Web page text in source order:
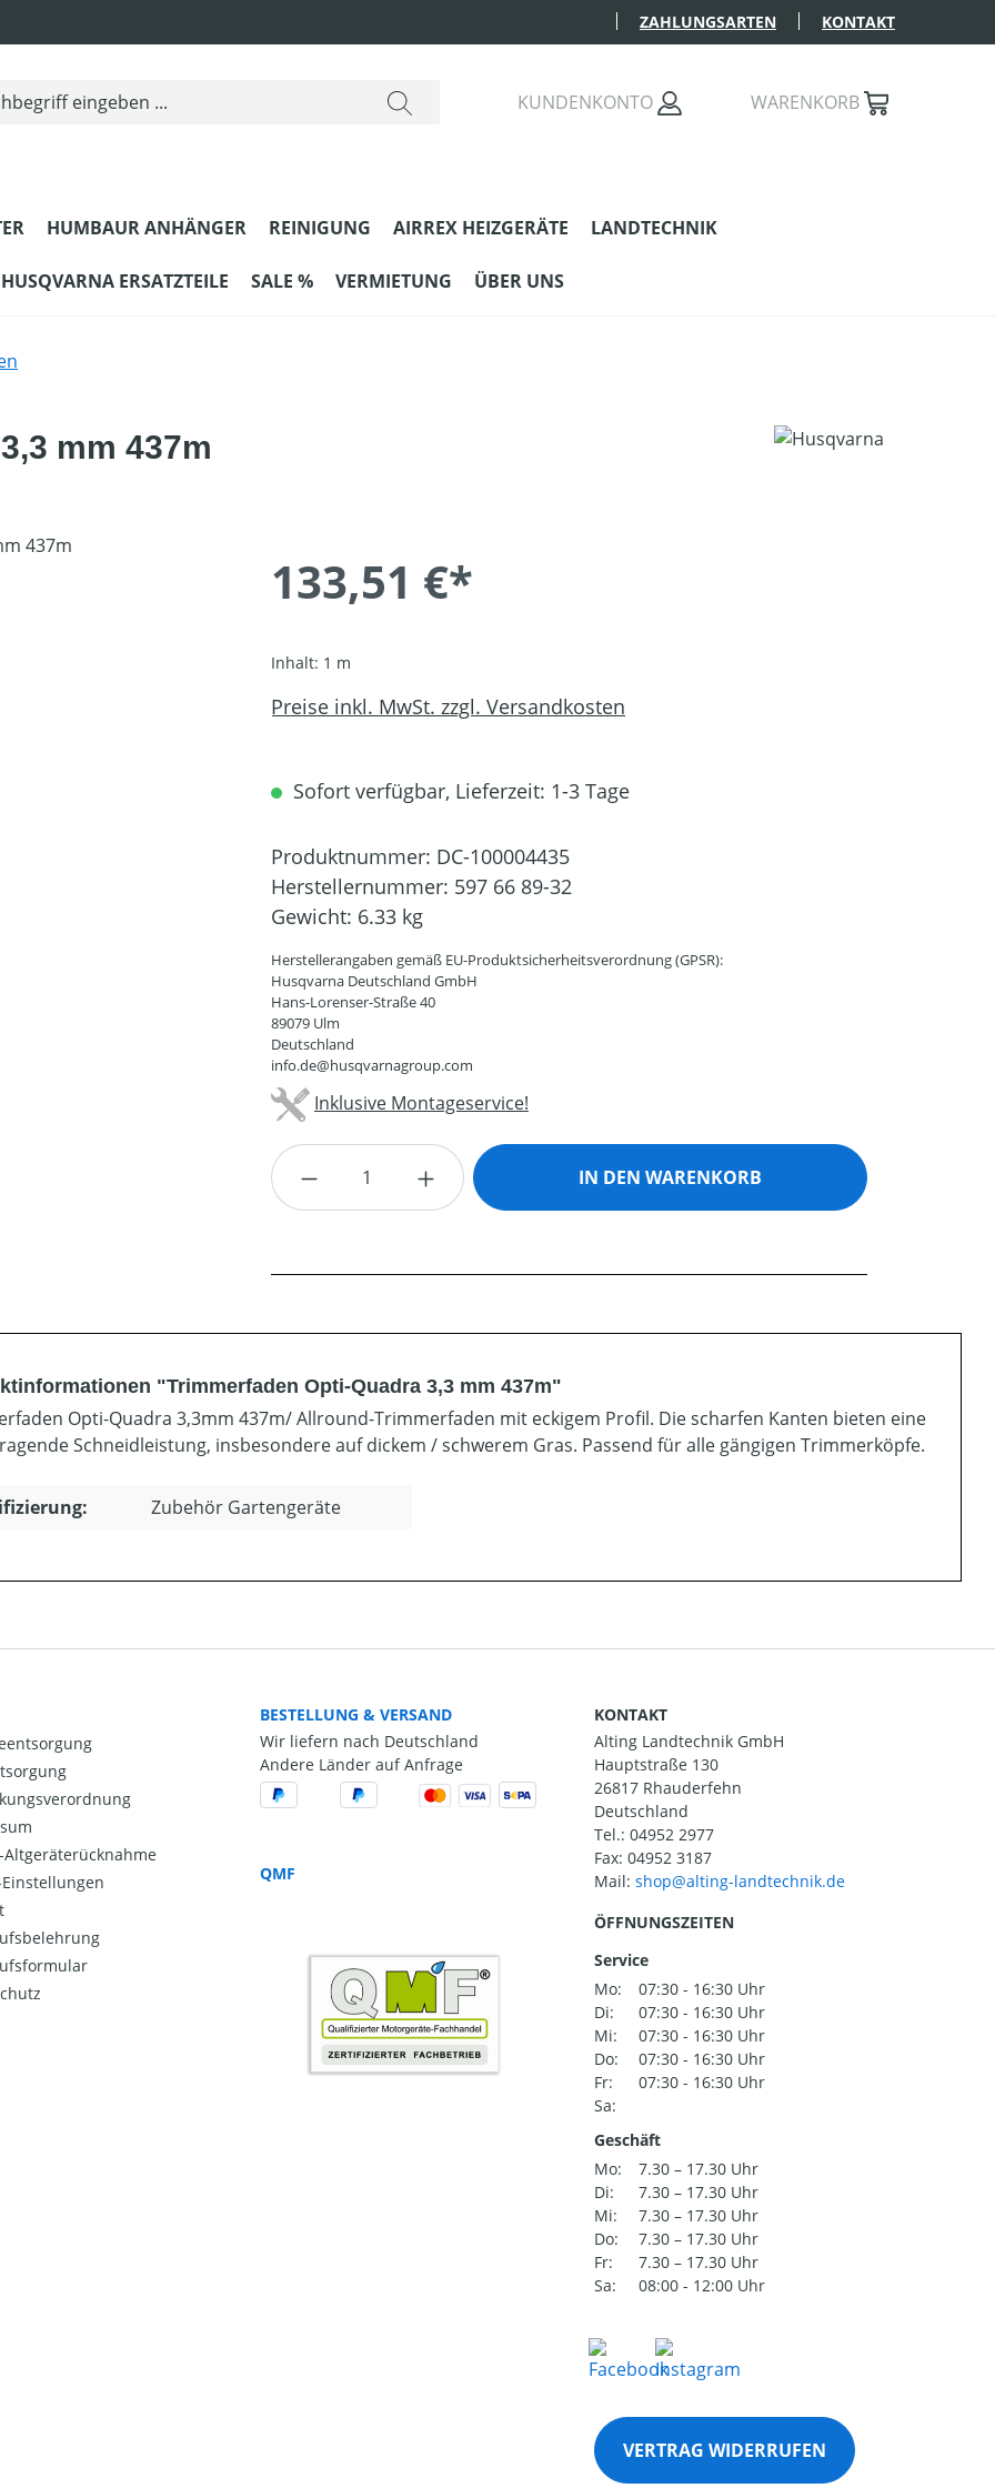
ZAHLUNGSARTEN KONTAKT
KUNDENKONTO WARENKORB
HUMBAUR ANHÄNGER REINIGUNG AIRREX HEIZGERÄTE LANDTECHNIK
HUSQVARNA ERSATZTEILE SALE % VERMIETUNG ÜBER UNS
mm 437m
133,51 €*
Inhalt: 1 m
Preise inkl. MwSt. zzgl. Versandkosten
Sofort verfügbar, Lieferzeit: 1-3 Tage
Produktnummer: DC-100004435
Herstellernummer: 597 66 89-32
Gewicht: 6.33 kg
Herstellerangaben gemäß EU-Produktsicherheitsverordnung (GPSR):
Husqvarna Deutschland GmbH
Hans-Lorenser-Straße 40
89079 Ulm
Deutschland
info.de@husqvarnagroup.com
Inklusive Montageservice!
Produkt Anzahl: Gib den gewünschten Wert ein oder
IN DEN WARENKORB
"Trimmerfaden Opti-Quadra 3,3 mm 437m"
Opti-Quadra 3,3mm 437m/ Allround-Trimmerfaden mit eckigem Profil. Die scharfen Kanten bieten eine
Schneidleistung, insbesondere auf dickem / schwerem Gras. Passend für alle gängigen Trimmerköpfe.
Zubehör Gartengeräte
Altgeräterücknahme
Einstellungen
BESTELLUNG & VERSAND
Wir liefern nach Deutschland
Andere Länder auf Anfrage
QMF
KONTAKT
Alting Landtechnik GmbH
Hauptstraße 130
26817 Rhauderfehn
Deutschland
Tel.: 04952 2977
Fax: 04952 3187
Mail:
ÖFFNUNGSZEITEN
Service
Mo:
07:30 - 16:30 Uhr
Di:
07:30 - 16:30 Uhr
Mi:
07:30 - 16:30 Uhr
Do:
07:30 - 16:30 Uhr
Fr:
07:30 - 16:30 Uhr
Sa:
Geschäft
Mo:
7.30 – 17.30 Uhr
Di:
7.30 – 17.30 Uhr
Mi:
7.30 – 17.30 Uhr
Do:
7.30 – 17.30 Uhr
Fr:
7.30 – 17.30 Uhr
Sa:
08:00 - 12:00 Uhr
VERTRAG WIDERRUFEN